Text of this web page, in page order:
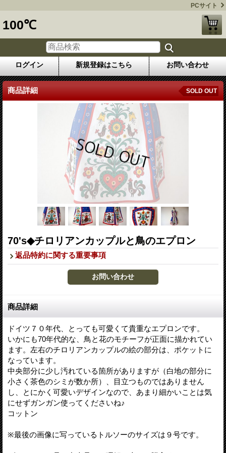
PCサイト
100℃
ログイン 新規登録はこちら お問い合わせ
商品詳細 SOLD OUT
70's◆チロリアンカップルと鳥のエプロン
返品特約に関する重要事項
商品詳細
ドイツ７０年代、とっても可愛くて貴重なエプロンです。
いかにも70年代的な、鳥と花のモチーフが正面に描かれてい
ます。左右のチロリアンカップルの絵の部分は、ポケットに
なっています。
中央部分に少し汚れている箇所がありますが（白地の部分に
小さく茶色のシミが数か所）、目立つものではありません
し、とにかく可愛いデザインなので、あまり細かいことは気
にせずガンガン使ってくださいね♪
コットン
※最後の画像に写っているトルソーのサイズは９号です。